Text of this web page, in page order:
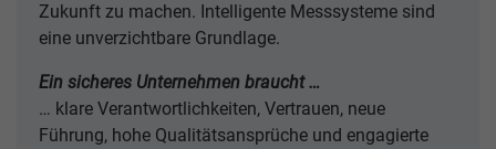
Zukunft zu machen. Intelligente Messsysteme sind
eine unverzichtbare Grundlage.
Ein sicheres Unternehmen braucht …
… klare Verantwortlichkeiten, Vertrauen, neue
Führung, hohe Qualitätsansprüche und engagierte